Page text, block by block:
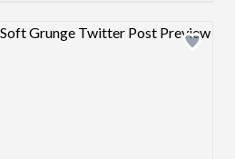
Design preview image